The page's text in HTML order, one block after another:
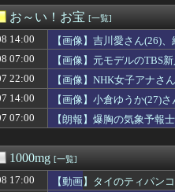
の子を妊娠したコトメが出戻り。
報】原作者・尾田栄一郎「ワンピ
動車に”軽油”を入れちゃ絶対ダメ
人対ヤクルト18回戦】巨人・浦田
報】ワンピースの原作者、尾田栄
ホームラン狙いすぎて悪い癖出ち
タイがいたんだけど兄貴じゃない
…ついに20年目でビルトインガス
像】Jリーグ開幕戦が史上最多来場
ンソーマン2部のこのキャラ何だ
4強もだろ 〜 日本人主審も該当
エンゴ】巨人、3回裏1アウト満塁
お～い！お宝 [一覧]
14:00
【画像】吉川愛さん(26)
07:00
【画像】元モデルのTBS
22:00
【画像】NHK女子アナさ
14:00
【画像】小倉ゆうか(27)
07:00
【朗報】爆胸の気象予報
1000mg [一覧]
17:00
【動画】タイのティパン